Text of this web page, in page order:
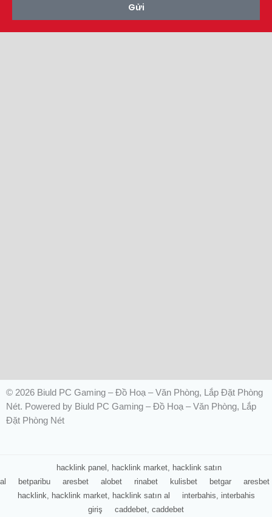
Gửi
© 2026 Biuld PC Gaming – Đồ Hoạ – Văn Phòng, Lắp Đặt Phòng
Nét. Powered by Biuld PC Gaming – Đồ Hoạ – Văn Phòng, Lắp
Đặt Phòng Nét
hacklink panel, hacklink market, hacklink satın
al
betparibu aresbet alobet rinabet kulisbet betgar
aresbet
hacklink, hacklink market, hacklink satın al
interbahis, interbahis
giriş
caddebet, caddebet